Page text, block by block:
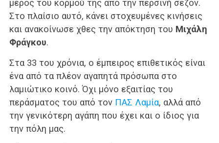
μέρος του κορμού της από την περσινή σεζόν.
Στο πλαίσιο αυτό, κάνει στοχευμένες κινήσεις
και ανακοίνωσε χθες την απόκτηση του Μιχάλη
Φράγκου.
Στα 33 του χρόνια, ο έμπειρος επιθετικός είναι
ένα από τα πλέον αγαπητά πρόσωπα στο
λαμιώτικο κοινό. Όχι μόνο εξαιτίας του
περάσματος του από τον ΠΑΣ Λαμία, αλλά από
την γενικότερη αγάπη που έχει και ο ίδιος για
την πόλη μας.